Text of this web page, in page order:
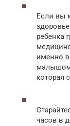
Если вы
ребенка
именно
малышом
которая
часов в